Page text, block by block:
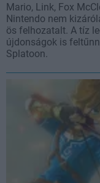
Mario, Link, Fox
Nintendo nem
ös felhozatalt. A tíz
újdonságok is
Splatoon.